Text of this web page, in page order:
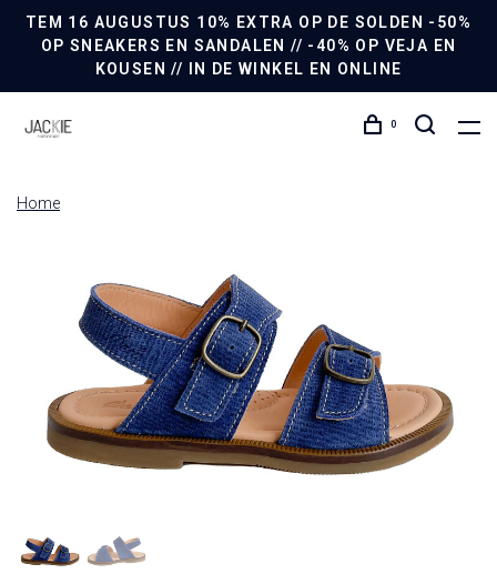
TEM 16 AUGUSTUS 10% EXTRA OP DE SOLDEN -50%
OP SNEAKERS EN SANDALEN // -40% OP VEJA EN
KOUSEN // IN DE WINKEL EN ONLINE
0
Home